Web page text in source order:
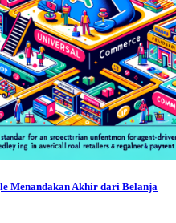
Menandakan Akhir dari Belanja